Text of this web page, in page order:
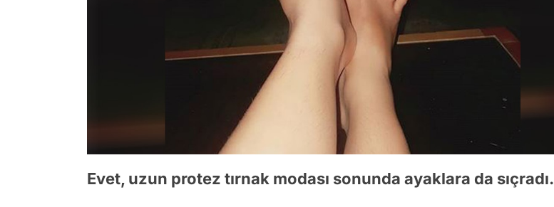
Evet, uzun protez tırnak modası sonunda ayaklara da sıçradı.